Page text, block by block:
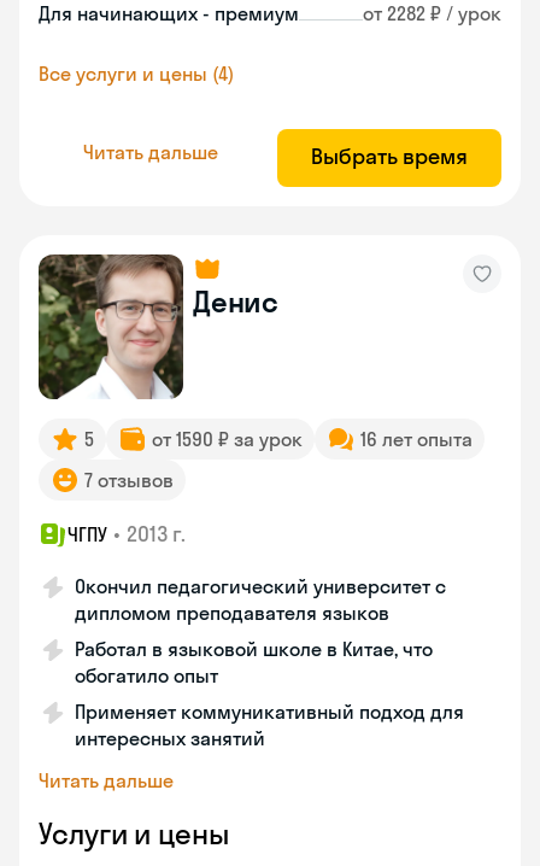
Для начинающих - премиум от 2282 ₽ / урок
Все услуги и цены (4)
Читать дальше Выбрать время
Денис
5 от 1590 ₽ за урок
16 лет опыта
7 отзывов
ЧГПУ • 2013 г.
Окончил педагогический университет с
дипломом преподавателя языков
Работал в языковой школе в Китае, что
обогатило опыт
Применяет коммуникативный подход для
интересных занятий
Читать дальше
Услуги и цены